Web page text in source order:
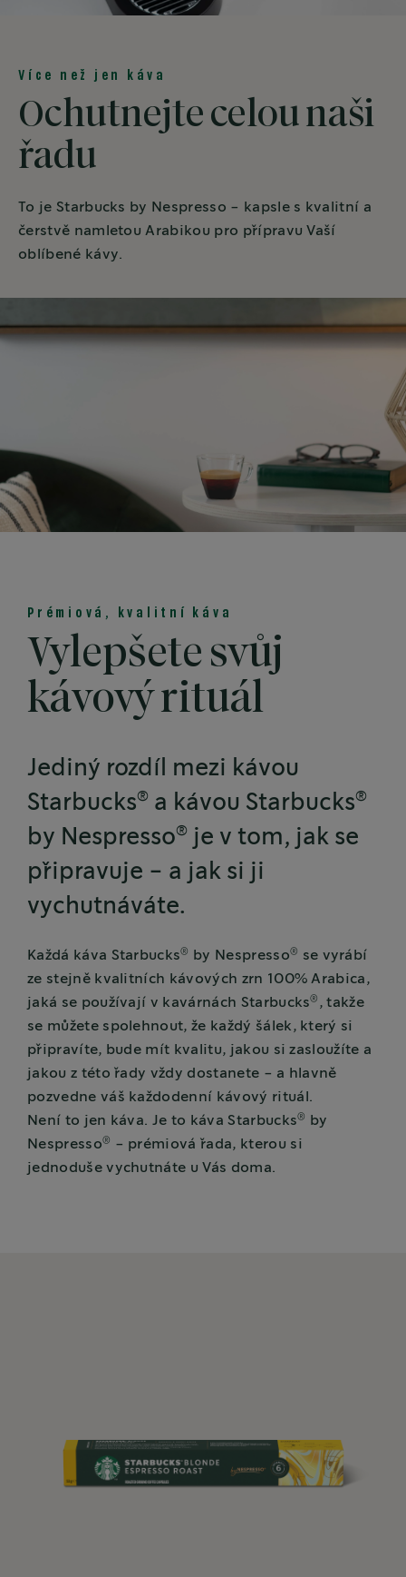
Více než jen káva
Ochutnejte celou naši
řadu
To je Starbucks by Nespresso - kapsle s kvalitní a
čerstvě namletou Arabikou pro přípravu Vaší
oblíbené kávy.
Prémiová, kvalitní káva
Vylepšete svůj
kávový rituál
Jediný rozdíl mezi kávou
Starbucks® a kávou Starbucks®
by Nespresso® je v tom, jak se
připravuje - a jak si ji
vychutnáváte.
Každá káva Starbucks® by Nespresso®
se vyrábí
ze stejně kvalitních kávových zrn 100% Arabica,
jaká se používají v kavárnách Starbucks® , takže
se můžete spolehnout, že každý šálek, který si
připravíte, bude mít kvalitu, jakou si zasloužíte a
jakou z této řady vždy dostanete - a hlavně
pozvedne váš každodenní kávový rituál.
Není to jen káva. Je to káva Starbucks®
by
Nespresso®
- prémiová řada, kterou si
jednoduše vychutnáte u Vás doma.